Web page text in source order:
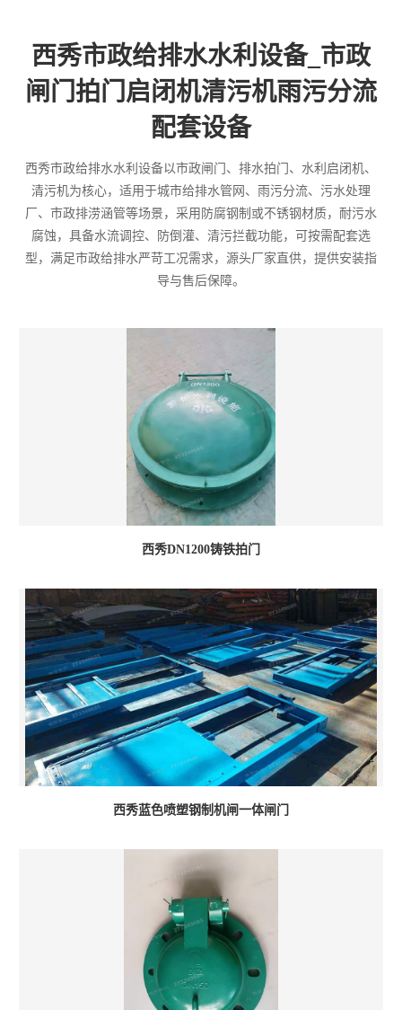
西秀市政给排水水利设备_市政
闸门拍门启闭机清污机雨污分流
配套设备
西秀市政给排水水利设备以市政闸门、排水拍门、水利启闭机、
清污机为核心，适用于城市给排水管网、雨污分流、污水处理
厂、市政排涝涵管等场景，采用防腐钢制或不锈钢材质，耐污水
腐蚀，具备水流调控、防倒灌、清污拦截功能，可按需配套选
型，满足市政给排水严苛工况需求，源头厂家直供，提供安装指
导与售后保障。
西秀DN1200铸铁拍门
西秀蓝色喷塑钢制机闸一体闸门